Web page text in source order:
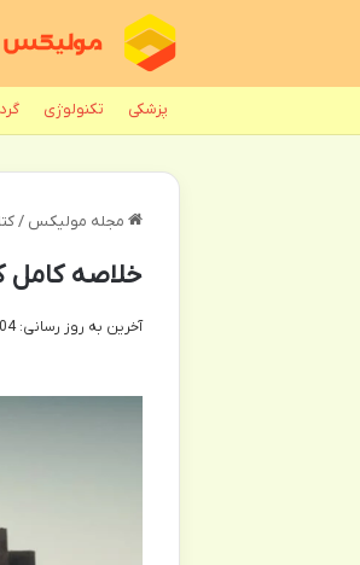
پزشکی تکنولوژی
مجله مولیکس /
خلاصه کامل
آخرین به روز رسانی: 22/05/1404